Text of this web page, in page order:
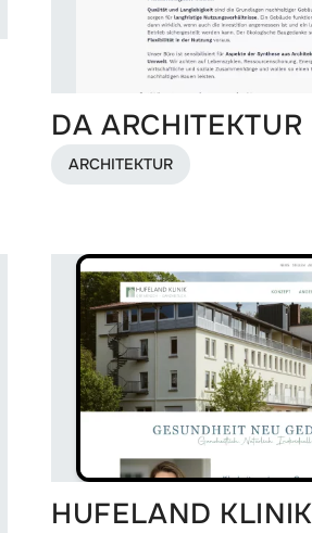
DA ARCHITEKTUR
ARCHITEKTUR
HUFELAND KLINIK